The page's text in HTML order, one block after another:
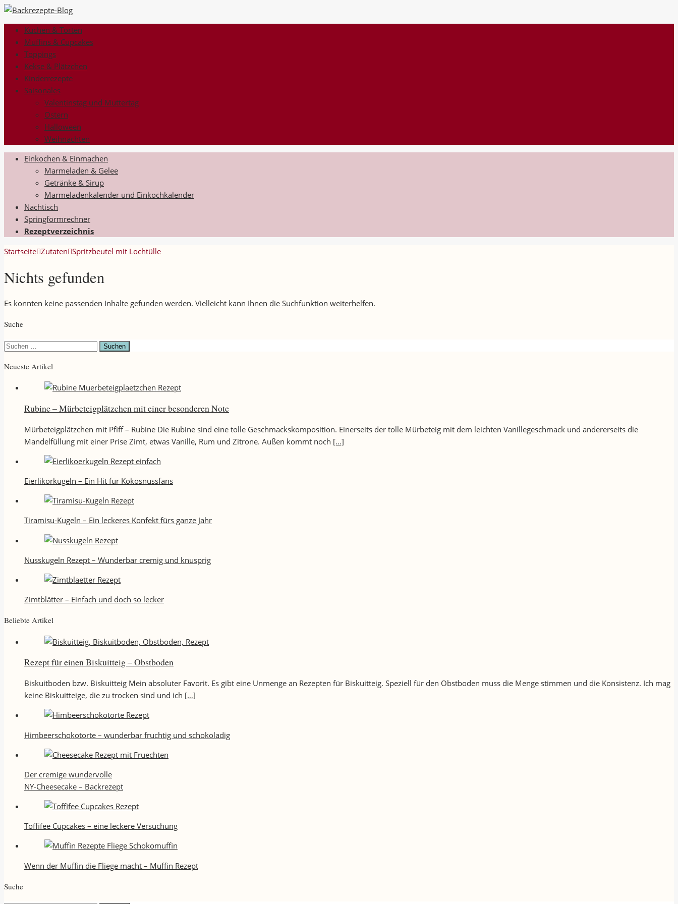
Kuchen & Torten
Muffins & Cupcakes
Toppings
Kekse & Plätzchen
Kinderrezepte
Saisonales
Valentinstag und Muttertag
Ostern
Halloween
Weihnachten
Einkochen & Einmachen
Marmeladen & Gelee
Getränke & Sirup
Marmeladenkalender und Einkochkalender
Nachtisch
Springformrechner
Rezeptverzeichnis
Startseite Zutaten Spritzbeutel mit Lochtülle
Nichts gefunden
Es konnten keine passenden Inhalte gefunden werden. Vielleicht kann Ihnen die Suchfunktion weiterhelfen.
Suche
Suchen
Neueste Artikel
Rubine – Mürbeteigplätzchen mit einer besonderen Note
Mürbeteigplätzchen mit Pfiff – Rubine Die Rubine sind eine tolle Geschmackskomposition. Einerseits der tolle Mürbeteig mit dem leichten Vanillegeschmack und andererseits die
Mandelfüllung mit einer Prise Zimt, etwas Vanille, Rum und Zitrone. Außen kommt noch […]
Eierlikörkugeln – Ein Hit für Kokosnussfans
Tiramisu-Kugeln – Ein leckeres Konfekt fürs ganze Jahr
Nusskugeln Rezept – Wunderbar cremig und knusprig
Zimtblätter – Einfach und doch so lecker
Beliebte Artikel
Rezept für einen Biskuitteig – Obstboden
Biskuitboden bzw. Biskuitteig Mein absoluter Favorit. Es gibt eine Unmenge an Rezepten für Biskuitteig. Speziell für den Obstboden muss die Menge stimmen und die Konsistenz. Ich mag
keine Biskuitteige, die zu trocken sind und ich […]
Himbeerschokotorte – wunderbar fruchtig und schokoladig
Der cremige wundervolle
NY-Cheesecake – Backrezept
Toffifee Cupcakes – eine leckere Versuchung
Wenn der Muffin die Fliege macht – Muffin Rezept
Suche